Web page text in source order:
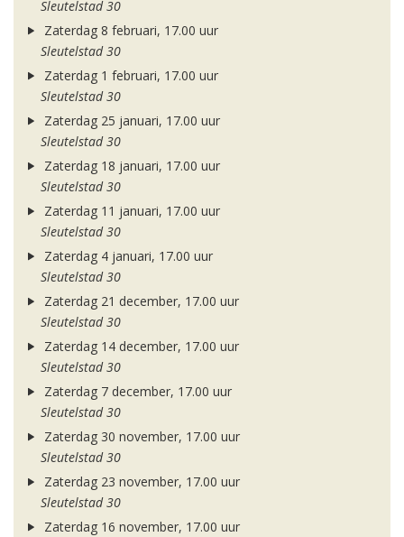
Sleutelstad 30
Zaterdag 8 februari, 17.00 uur
Sleutelstad 30
Zaterdag 1 februari, 17.00 uur
Sleutelstad 30
Zaterdag 25 januari, 17.00 uur
Sleutelstad 30
Zaterdag 18 januari, 17.00 uur
Sleutelstad 30
Zaterdag 11 januari, 17.00 uur
Sleutelstad 30
Zaterdag 4 januari, 17.00 uur
Sleutelstad 30
Zaterdag 21 december, 17.00 uur
Sleutelstad 30
Zaterdag 14 december, 17.00 uur
Sleutelstad 30
Zaterdag 7 december, 17.00 uur
Sleutelstad 30
Zaterdag 30 november, 17.00 uur
Sleutelstad 30
Zaterdag 23 november, 17.00 uur
Sleutelstad 30
Zaterdag 16 november, 17.00 uur